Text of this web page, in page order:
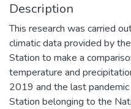
Description
This research was carried
climatic data provided by
Station to make a
temperature and
2019 and the last
Station belonging to the